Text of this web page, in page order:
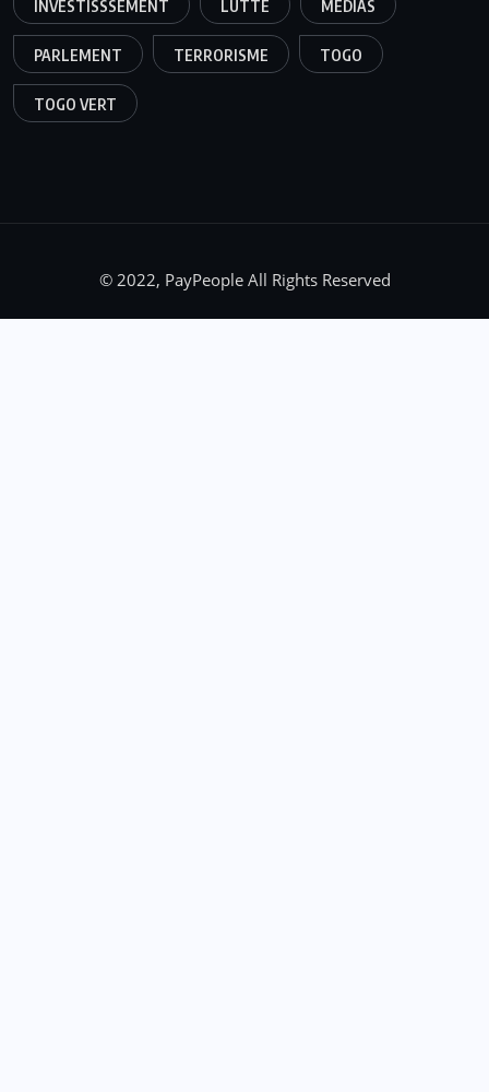
INVESTISSSEMENT LUTTE MÉDIAS
PARLEMENT TERRORISME TOGO
TOGO VERT
© 2022, PayPeople All Rights Reserved